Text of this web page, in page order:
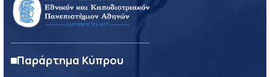
Παράρτημα Κύπρου